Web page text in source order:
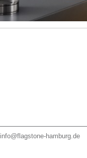
info@flagstone-hamburg.de